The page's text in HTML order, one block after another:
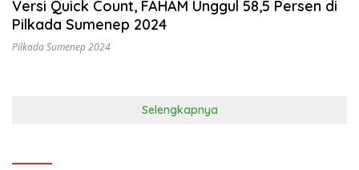
Versi Quick Count, FAHAM Unggul 58,5 Persen di
Pilkada Sumenep 2024
Pilkada Sumenep 2024
Selengkapnya